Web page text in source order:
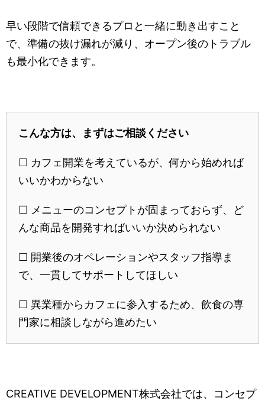
早い段階で信頼できるプロと一緒に動き出すこと
で、準備の抜け漏れが減り、オープン後のトラブル
も最小化できます。
こんな方は、まずはご相談ください
☐ カフェ開業を考えているが、何から始めれば
いいかわからない
☐ メニューのコンセプトが固まっておらず、ど
んな商品を開発すればいいか決められない
☐ 開業後のオペレーションやスタッフ指導ま
で、一貫してサポートしてほしい
☐ 異業種からカフェに参入するため、飲食の専
門家に相談しながら進めたい
CREATIVE DEVELOPMENT株式会社では、コンセプ